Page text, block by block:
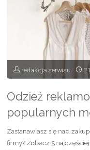
klamrą,
aby
podkreślić
indywidualny
redakcja serwisu
Odzież
popularnych
Zastanawiasz się nad
firmy? Zobacz 5